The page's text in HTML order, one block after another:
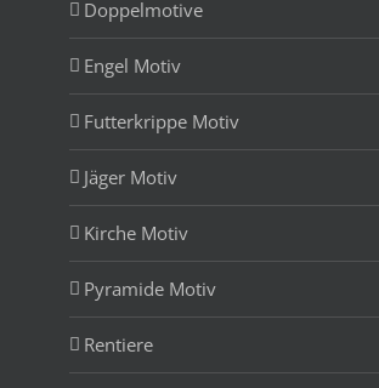
Doppelmotive
Engel Motiv
Futterkrippe Motiv
Jäger Motiv
Kirche Motiv
Pyramide Motiv
Rentiere